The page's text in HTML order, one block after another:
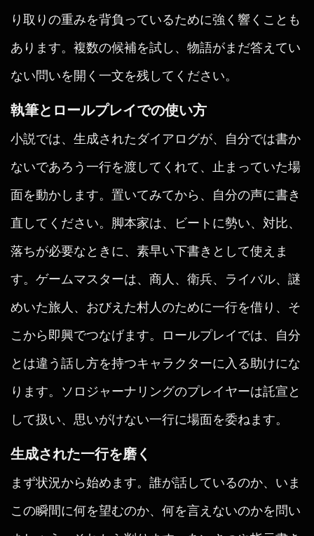
り取りの重みを背負っているために強く響くことも
あります。複数の候補を試し、物語がまだ答えてい
ない問いを開く一文を残してください。
執筆とロールプレイでの使い方
小説では、生成されたダイアログが、自分では書か
ないであろう一行を渡してくれて、止まっていた場
面を動かします。置いてみてから、自分の声に書き
直してください。脚本家は、ビートに勢い、対比、
落ちが必要なときに、素早い下書きとして使えま
す。ゲームマスターは、商人、衛兵、ライバル、謎
めいた旅人、おびえた村人のために一行を借り、そ
こから即興でつなげます。ロールプレイでは、自分
とは違う話し方を持つキャラクターに入る助けにな
ります。ソロジャーナリングのプレイヤーは託宣と
して扱い、思いがけない一行に場面を委ねます。
生成された一行を磨く
まず状況から始めます。誰が話しているのか、いま
この瞬間に何を望むのか、何を言えないのかを問い